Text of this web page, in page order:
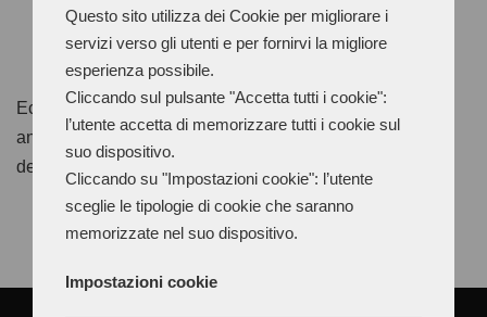
Questo sito utilizza dei Cookie per migliorare i
servizi verso gli utenti e per fornirvi la migliore
esperienza possibile.
Cliccando sul pulsante "Accetta tutti i cookie":
l’utente accetta di memorizzare tutti i cookie sul
suo dispositivo.
Cliccando su "Impostazioni cookie": l’utente
sceglie le tipologie di cookie che saranno
memorizzate nel suo dispositivo.
Impostazioni cookie
Ecomundus is an ecological solvent for cleaning leather
and fabrics from stains and glue accesses, suitable for all
delicate materials. Sponge and brush application.